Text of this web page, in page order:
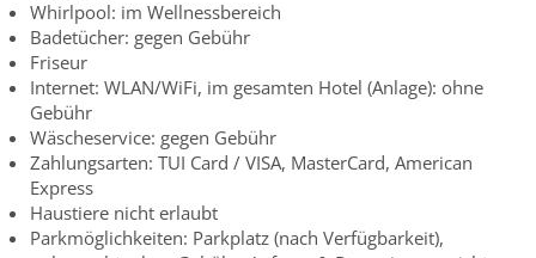
Whirlpool: im Wellnessbereich
Badetücher: gegen Gebühr
Friseur
Internet: WLAN/WiFi, im gesamten Hotel (Anlage): ohne
Gebühr
Wäscheservice: gegen Gebühr
Zahlungsarten: TUI Card / VISA, MasterCard, American
Express
Haustiere nicht erlaubt
Parkmöglichkeiten: Parkplatz (nach Verfügbarkeit),